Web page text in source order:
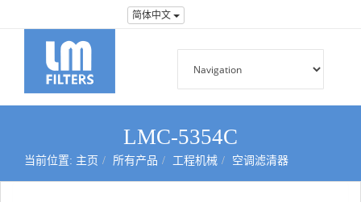
简体中文
LMC-5354C
当前位置: 主页 所有产品 工程机械 空调滤清器